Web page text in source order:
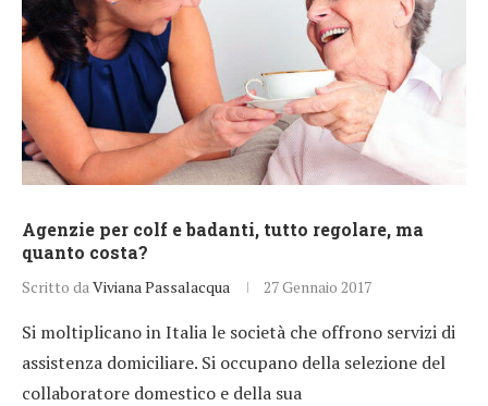
Agenzie per colf e badanti, tutto regolare, ma
quanto costa?
Scritto da Viviana Passalacqua 27 Gennaio 2017
Si moltiplicano in Italia le società che offrono servizi di
assistenza domiciliare. Si occupano della selezione del
collaboratore domestico e della sua